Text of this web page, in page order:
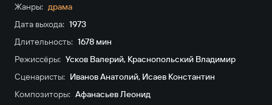
Жанры: драма
Дата выхода: 1973
Длительность: 1678 мин
Режиссёры: Усков Валерий, Краснопольский Владимир
Сценаристы: Иванов Анатолий, Исаев Константин
Композиторы: Афанасьев Леонид